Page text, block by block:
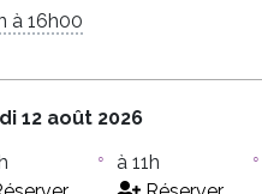
à 16h00
12 août 2026
à 11h